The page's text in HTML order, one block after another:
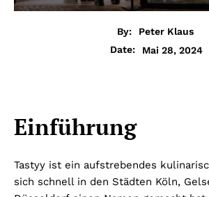
By:
Peter Klaus
Date:
Mai 28, 2024
Einführung
Tastyy ist ein aufstrebendes
sich schnell in den Städten Köln,